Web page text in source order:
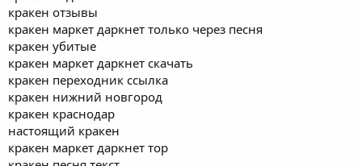
кракен отзывы
кракен маркет даркнет только через песня
кракен убитые
кракен маркет даркнет скачать
кракен переходник ссылка
кракен нижний новгород
кракен краснодар
настоящий кракен
кракен маркет даркнет тор